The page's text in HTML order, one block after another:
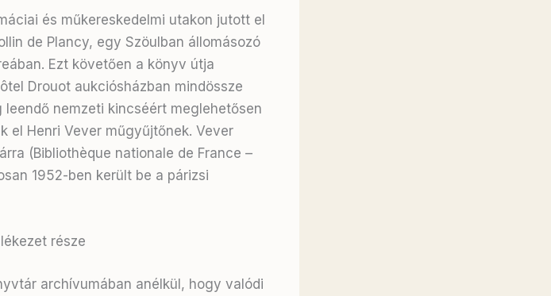
és műkereskedelmi utakon jutott el
de Plancy, egy Szöulban állomásozó
. Ezt követően a könyv útja
Drouot aukciósházban mindössze
nemzeti kincséért meglehetősen
el Henri Vever műgyűjtőnek. Vever
(Bibliothèque nationale de France –
1952-ben került be a párizsi
része
archívumában anélkül, hogy valódi